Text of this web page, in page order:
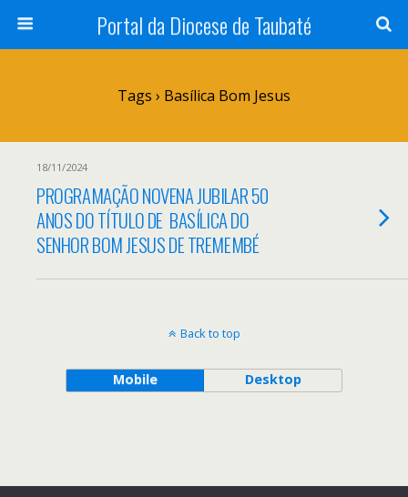
Portal da Diocese de Taubaté
Tags › Basílica Bom Jesus
18/11/2024
PROGRAMAÇÃO NOVENA JUBILAR 50
ANOS DO TÍTULO DE BASÍLICA DO
SENHOR BOM JESUS DE TREMEMBÉ
Back to top
Mobile Desktop